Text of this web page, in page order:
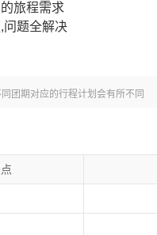
旅程需求
问题全解决
团期对应的行程计划会有所不同